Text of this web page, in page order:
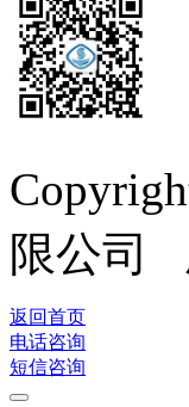
限公司
返回首页
电话咨询
短信咨询